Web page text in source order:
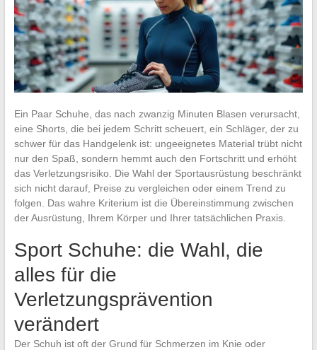
Ein Paar Schuhe, das nach zwanzig Minuten Blasen verursacht,
eine Shorts, die bei jedem Schritt scheuert, ein Schläger, der zu
schwer für das Handgelenk ist: ungeeignetes Material trübt nicht
nur den Spaß, sondern hemmt auch den Fortschritt und erhöht
das Verletzungsrisiko. Die Wahl der Sportausrüstung beschränkt
sich nicht darauf, Preise zu vergleichen oder einem Trend zu
folgen. Das wahre Kriterium ist die Übereinstimmung zwischen
der Ausrüstung, Ihrem Körper und Ihrer tatsächlichen Praxis.
Sport Schuhe: die Wahl, die
alles für die
Verletzungsprävention
verändert
Der Schuh ist oft der Grund für Schmerzen im Knie oder